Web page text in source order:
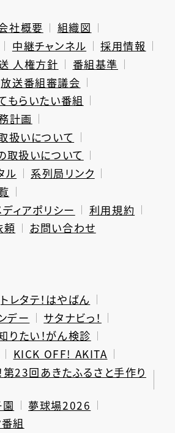
社概要
組織図
中継チャンネル
採用情報
人権方針
番組基準
放送番組審議会
もらいたい番組
計画
扱いについて
取扱いについて
ル
系列局リンク
ィアポリシー
利用規約
頼
お問い合わせ
トレタテ！はやばん
デー
サタナビっ！
りたい！がん検診
KICK OFF! AKITA
第23回あきたふるさと手作り
園
夢球場2026
組